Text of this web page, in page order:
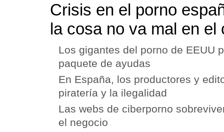
Crisis en el porno
la cosa no va mal en el
Los gigantes del porno de EEUU
paquete de ayudas
En España, los productores y
piratería y la ilegalidad
Las webs de ciberporno
el negocio